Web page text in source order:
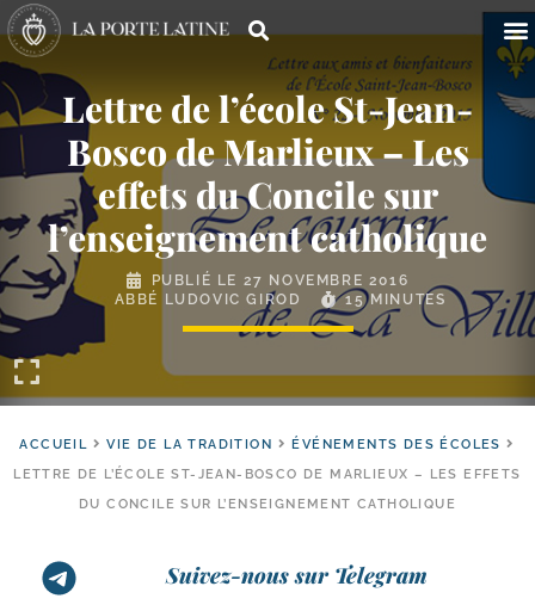
Lettre de l’école St-​Jean-​
Bosco de Marlieux – Les
effets du Concile sur
l’enseignement catholique
PUBLIÉ LE 27 NOVEMBRE 2016
ABBÉ LUDOVIC GIROD
15 MINUTES
ACCUEIL VIE DE LA TRADITION
ÉVÉNEMENTS DES ÉCOLES
LETTRE DE L’ÉCOLE ST-​JEAN-​BOSCO DE MARLIEUX – LES EFFETS
DU CONCILE SUR L’ENSEIGNEMENT CATHOLIQUE
Suivez-nous sur Telegram